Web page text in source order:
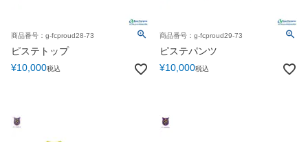
商品番号：g-fcproud28-73
ピステトップ
¥10,000税込
商品番号：g-fcproud29-73
ピステパンツ
¥10,000税込